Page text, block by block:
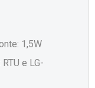
1,5W
e LG-